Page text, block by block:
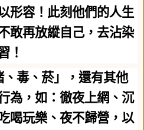
形容！此刻他們的人生
敢再放縱自己，去沾染
！
、毒、菸」，還有其他
為，如：徹夜上網、沉
喝玩樂、夜不歸營，以